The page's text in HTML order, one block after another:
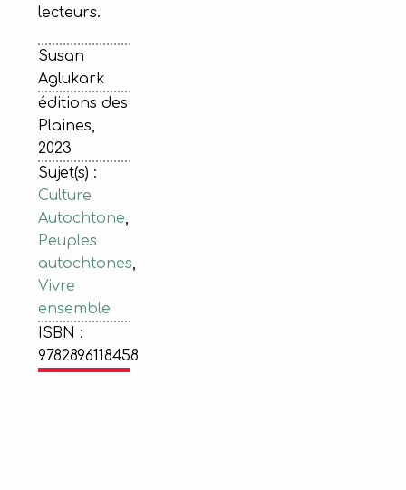
lecteurs.
Susan
Aglukark
éditions des
Plaines,
2023
Sujet(s) :
Culture
Autochtone,
Peuples
autochtones,
Vivre
ensemble
ISBN :
9782896118458